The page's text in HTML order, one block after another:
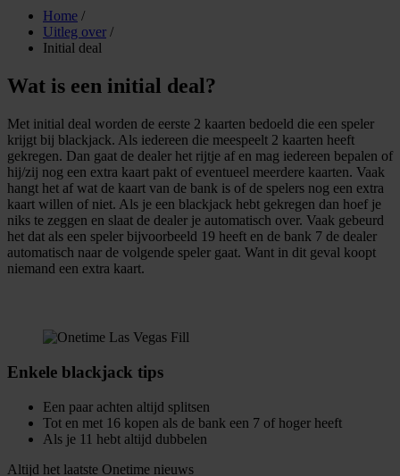
Home /
Uitleg over /
Initial deal
Wat is een initial deal?
Met initial deal worden de eerste 2 kaarten bedoeld die een speler
krijgt bij blackjack. Als iedereen die meespeelt 2 kaarten heeft
gekregen. Dan gaat de dealer het rijtje af en mag iedereen bepalen of
hij/zij nog een extra kaart pakt of eventueel meerdere kaarten. Vaak
hangt het af wat de kaart van de bank is of de spelers nog een extra
kaart willen of niet. Als je een blackjack hebt gekregen dan hoef je
niks te zeggen en slaat de dealer je automatisch over. Vaak gebeurd
het dat als een speler bijvoorbeeld 19 heeft en de bank 7 de dealer
automatisch naar de volgende speler gaat. Want in dit geval koopt
niemand een extra kaart.
Enkele blackjack tips
Een paar achten altijd splitsen
Tot en met 16 kopen als de bank een 7 of hoger heeft
Als je 11 hebt altijd dubbelen
Altijd het laatste Onetime nieuws